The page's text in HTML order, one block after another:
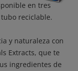
en tres
reciclable.
y naturaleza con
Extracts, que te
ingredientes de